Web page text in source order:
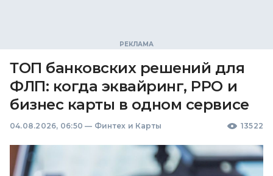
ТОП банковских решений для
ФЛП: когда эквайринг, РРО и
бизнес карты в одном сервисе
04.08.2026, 06:50 — Финтех и Карты 13522